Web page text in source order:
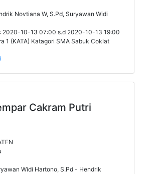
Novtiana W, S.Pd, Suryawan Widi
2020-10-13 07:00 s.d 2020-10-13 19:00
1 (KATA) Katagori SMA Sabuk Coklat
Cakram Putri
Widi Hartono, S.Pd - Hendrik